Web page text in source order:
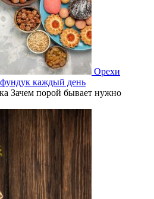
Орехи
каждый день
Зачем порой бывает нужно